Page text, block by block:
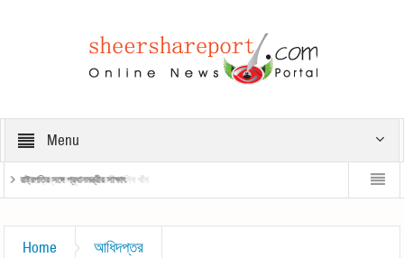
Menu
রাষ্ট্রপতির সঙ্গে প্রধানমন্ত্রীর সাক্ষাৎ
Home আধিদপ্তর